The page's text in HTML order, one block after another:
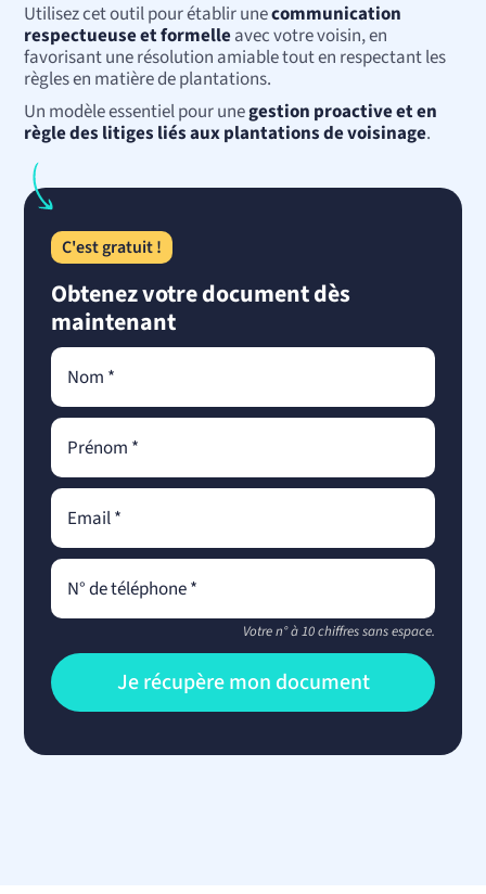
Utilisez cet outil pour établir unecommunication
respectueuse et formelleavec votre voisin, en
favorisant une résolution amiable tout en respectant les
règles en matière de plantations.
Un modèle essentiel pour unegestion proactive et en
règle des litiges liés aux plantations de voisinage.
C'est gratuit !
Obtenez votre document dès
maintenant
Votre n° à 10 chiffres sans espace.